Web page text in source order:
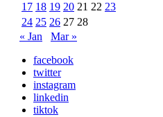
17 18 19 20 21 22 23
24 25 26 27 28
« Jan
Mar »
facebook
twitter
instagram
linkedin
tiktok